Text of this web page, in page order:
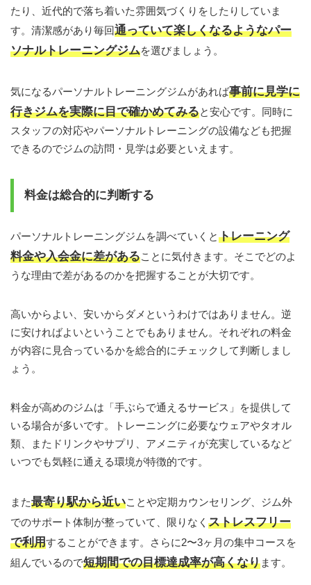
たり、近代的で落ち着いた雰囲気づくりをしたりしていま
す。清潔感があり毎回通っていて楽しくなるようなパー
ソナルトレーニングジムを選びましょう。
気になるパーソナルトレーニングジムがあれば事前に見学に
行きジムを実際に目で確かめてみると安心です。同時に
スタッフの対応やパーソナルトレーニングの設備なども把握
できるのでジムの訪問・見学は必要といえます。
料金は総合的に判断する
パーソナルトレーニングジムを調べていくとトレーニング
料金や入会金に差があることに気付きます。そこでどのよ
うな理由で差があるのかを把握することが大切です。
高いからよい、安いからダメというわけではありません。逆
に安ければよいということでもありません。それぞれの料金
が内容に見合っているかを総合的にチェックして判断しまし
ょう。
料金が高めのジムは「手ぶらで通えるサービス」を提供して
いる場合が多いです。トレーニングに必要なウェアやタオル
類、またドリンクやサプリ、アメニティが充実しているなど
いつでも気軽に通える環境が特徴的です。
また最寄り駅から近いことや定期カウンセリング、ジム外
でのサポート体制が整っていて、限りなく ストレスフリー
で利用することができます。さらに2〜3ヶ月の集中コースを
組んでいるので短期間での目標達成率が高くなります。